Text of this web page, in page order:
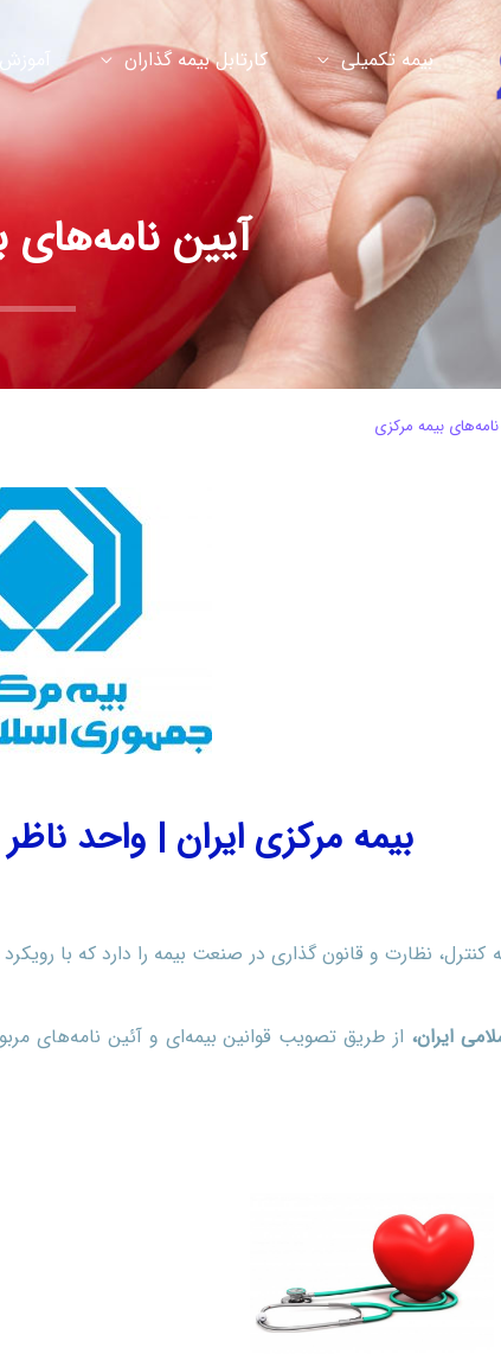
بیمه تکمیلی کارتابل بیمه گذاران
آیین نامه‌های
بیمه مرکزی
بیمه مرکزی ایران | واحد
کنترل، نظارت و قانون گذاری در صنعت بیمه را دارد که با
ایران، از طریق تصویب قوانین بیمه‌ای و آئین نامه‌های